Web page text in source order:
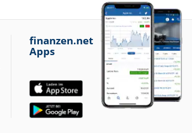
finanzen.net
Apps